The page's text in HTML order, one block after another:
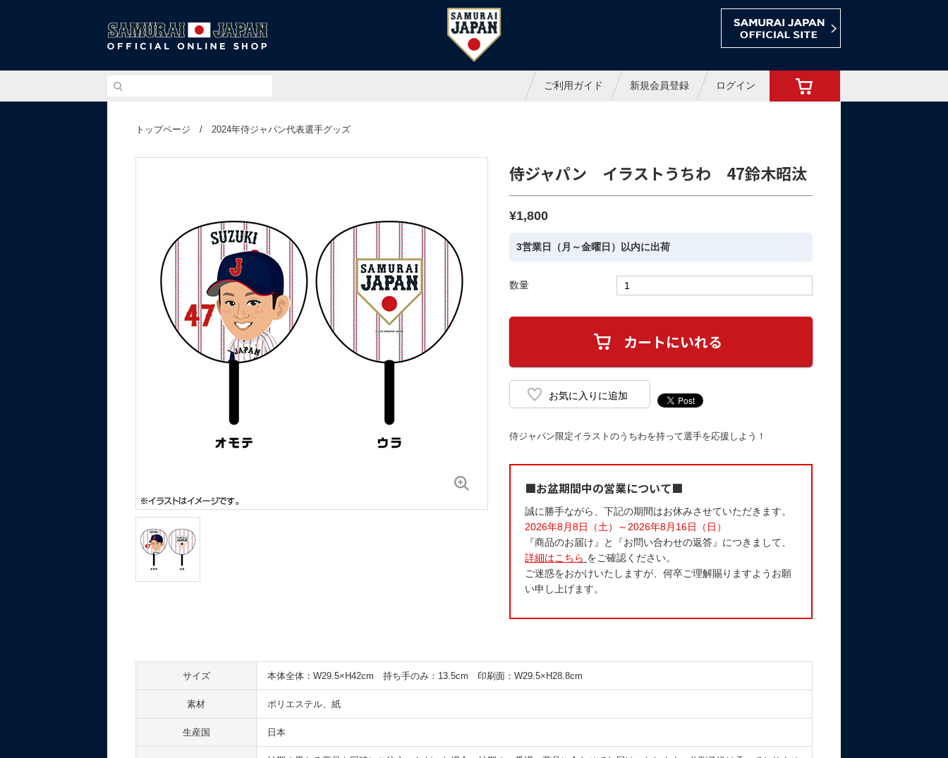
侍ジャパンオフィシャルオンラインショップ
ご利用ガイド 新規会員登録 ログイン
トップページ / 2024年侍ジャパン代表選手グッズ
侍ジャパン イラストうちわ 47鈴木昭汰
¥1,800
3営業日（月～金曜日）以内に出荷
数量
侍ジャパン限定イラストのうちわを持って選手を応援しよう！
■お盆期間中の営業について■
誠に勝手ながら、下記の期間はお休みさせていただきます。
2026年8月8日（土）～2026年8月16日（日）
『商品のお届け』と『お問い合わせの返答』につきまして、
詳細はこちら をご確認ください。
ご迷惑をおかけいたしますが、何卒ご理解賜りますようお願
い申し上げます。
サイズ 本体全体：W29.5×H42cm 持ち手のみ：13.5cm 印刷面：W29.5×H28.8cm
素材 ポリエステル、紙
生産国 日本